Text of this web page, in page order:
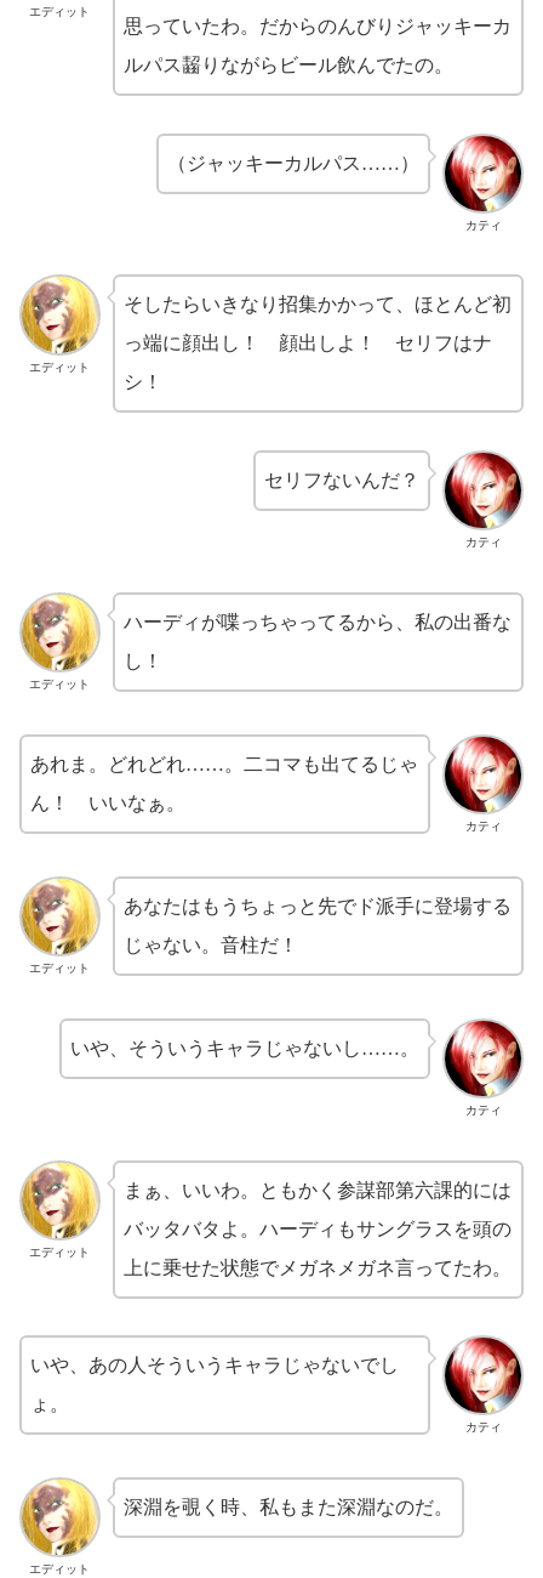
エディット
思っていたわ。だからのんびりジャッキーカ
ルパス齧りながらビール飲んでたの。
カティ
（ジャッキーカルパス……）
エディット
そしたらいきなり招集かかって、ほとんど初
っ端に顔出し！ 顔出しよ！ セリフはナ
シ！
カティ
セリフないんだ？
エディット
ハーディが喋っちゃってるから、私の出番な
し！
カティ
あれま。どれどれ……。二コマも出てるじゃ
ん！ いいなぁ。
エディット
あなたはもうちょっと先でド派手に登場する
じゃない。音柱だ！
カティ
いや、そういうキャラじゃないし……。
エディット
まぁ、いいわ。ともかく参謀部第六課的には
バッタバタよ。ハーディもサングラスを頭の
上に乗せた状態でメガネメガネ言ってたわ。
カティ
いや、あの人そういうキャラじゃないでし
ょ。
エディット
深淵を覗く時、私もまた深淵なのだ。